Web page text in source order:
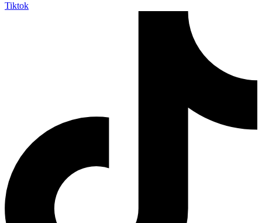
Tiktok